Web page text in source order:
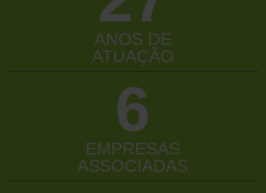
ANOS DE
ATUAÇÃO
6
EMPRESAS
ASSOCIADAS